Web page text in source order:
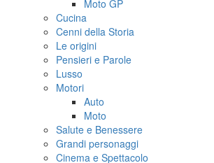
Moto GP
Cucina
Cenni della Storia
Le origini
Pensieri e Parole
Lusso
Motori
Auto
Moto
Salute e Benessere
Grandi personaggi
Cinema e Spettacolo